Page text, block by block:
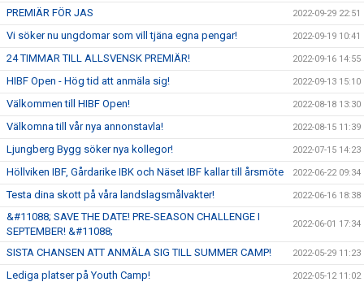
PREMIÄR FÖR JAS 2022-09-29 22:51
Vi söker nu ungdomar som vill tjäna egna pengar! 2022-09-19 10:41
24 TIMMAR TILL ALLSVENSK PREMIÄR! 2022-09-16 14:55
HIBF Open - Hög tid att anmäla sig! 2022-09-13 15:10
Välkommen till HIBF Open! 2022-08-18 13:30
Välkomna till vår nya annonstavla! 2022-08-15 11:39
Ljungberg Bygg söker nya kollegor! 2022-07-15 14:23
Höllviken IBF, Gårdarike IBK och Näset IBF kallar till årsmöte 2022-06-22 09:34
Testa dina skott på våra landslagsmålvakter! 2022-06-16 18:38
&#11088; SAVE THE DATE! PRE-SEASON CHALLENGE I
SEPTEMBER! &#11088;
2022-06-01 17:34
SISTA CHANSEN ATT ANMÄLA SIG TILL SUMMER CAMP! 2022-05-29 11:23
Lediga platser på Youth Camp! 2022-05-12 11:02